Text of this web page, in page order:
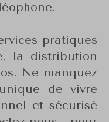
pratiques
la distribution
Ne manquez
de vivre
et sécurisé